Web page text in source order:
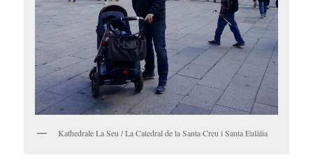
Kathedrale La Seu / La Catedral de la Santa Creu i Santa Eulàlia